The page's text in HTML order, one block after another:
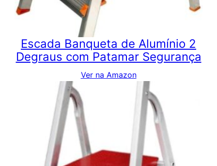
Escada Banqueta de Alumínio 2
Degraus com Patamar Segurança
Ver na Amazon